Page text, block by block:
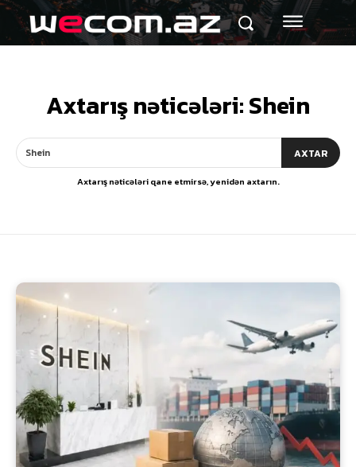
Axtarış nəticələri:Shein
AXTAR
Axtarış nəticələri qane etmirsə, yenidən axtarın.